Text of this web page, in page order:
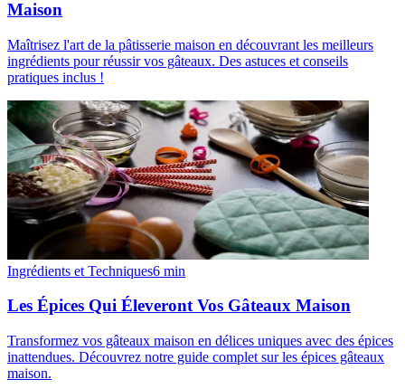
Maison
Maîtrisez l'art de la pâtisserie maison en découvrant les meilleurs
ingrédients pour réussir vos gâteaux. Des astuces et conseils
pratiques inclus !
Ingrédients et Techniques6 min
Les Épices Qui Éleveront Vos Gâteaux Maison
Transformez vos gâteaux maison en délices uniques avec des épices
inattendues. Découvrez notre guide complet sur les épices gâteaux
maison.